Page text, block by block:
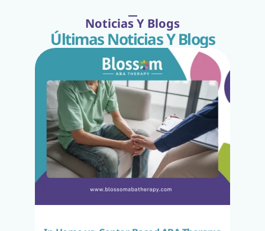
Noticias Y Blogs
Últimas Noticias Y Blogs